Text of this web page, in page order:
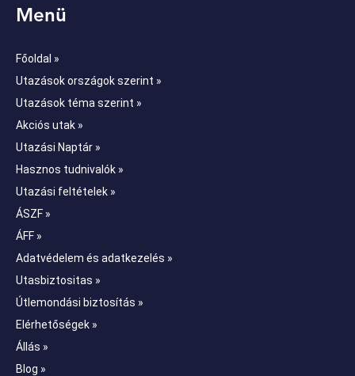
Menü
Főoldal »
Utazások országok szerint »
Utazások téma szerint »
Akciós utak »
Utazási Naptár »
Hasznos tudnivalók »
Utazási feltételek »
ÁSZF »
ÁFF »
Adatvédelem és adatkezelés »
Utasbiztositas »
Útlemondási biztosítás »
Elérhetőségek »
Állás »
Blog »